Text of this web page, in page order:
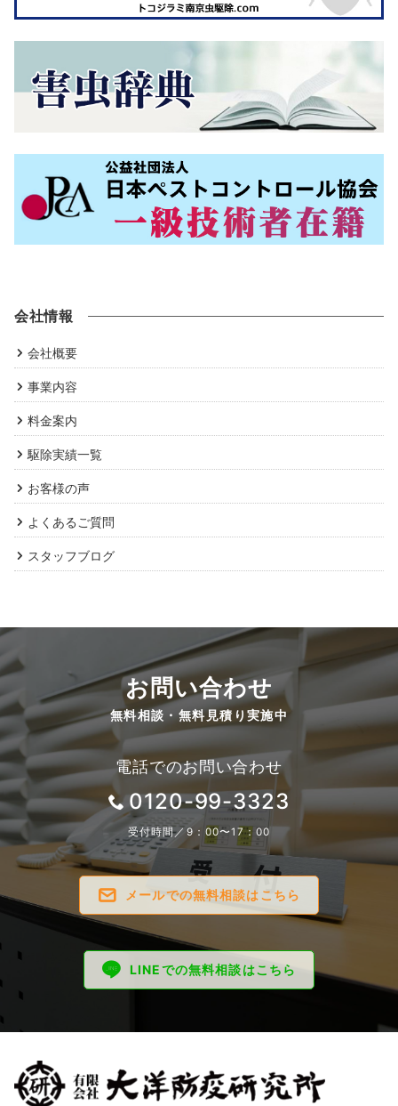
会社情報
会社概要
事業内容
料金案内
駆除実績一覧
お客様の声
よくあるご質問
スタッフブログ
お問い合わせ
無料相談・無料見積り実施中
電話でのお問い合わせ
0120-99-3323
受付時間／9：00〜17：00
メールでの無料相談はこちら
LINEでの無料相談はこちら